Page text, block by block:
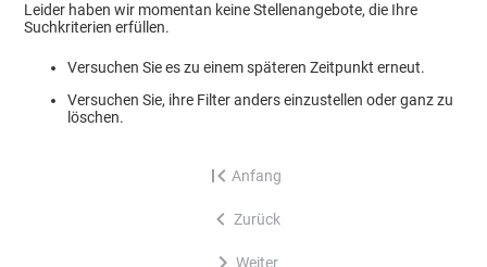
Leider haben wir momentan keine Stellenangebote, die Ihre
Suchkriterien erfüllen.
Versuchen Sie es zu einem späteren Zeitpunkt erneut.
Versuchen Sie, ihre Filter anders einzustellen oder ganz zu
löschen.
Anfang
Zurück
Weiter